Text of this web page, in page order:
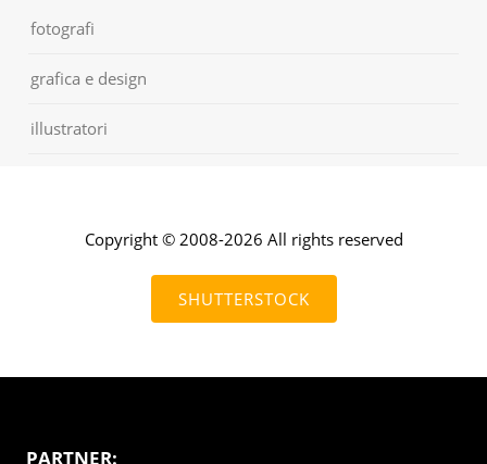
fotografi
grafica e design
illustratori
Copyright © 2008-2026 All rights reserved
SHUTTERSTOCK
PARTNER: